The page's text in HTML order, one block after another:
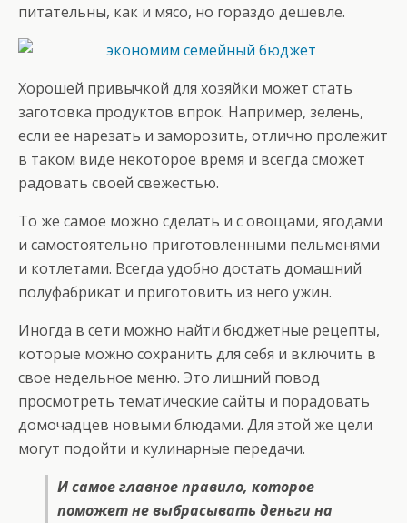
питательны, как и мясо, но гораздо дешевле.
Хорошей привычкой для хозяйки может стать
заготовка продуктов впрок. Например, зелень,
если ее нарезать и заморозить, отлично пролежит
в таком виде некоторое время и всегда сможет
радовать своей свежестью.
То же самое можно сделать и с овощами, ягодами
и самостоятельно приготовленными пельменями
и котлетами. Всегда удобно достать домашний
полуфабрикат и приготовить из него ужин.
Иногда в сети можно найти бюджетные рецепты,
которые можно сохранить для себя и включить в
свое недельное меню. Это лишний повод
просмотреть тематические сайты и порадовать
домочадцев новыми блюдами. Для этой же цели
могут подойти и кулинарные передачи.
И самое главное правило, которое
поможет не выбрасывать деньги на